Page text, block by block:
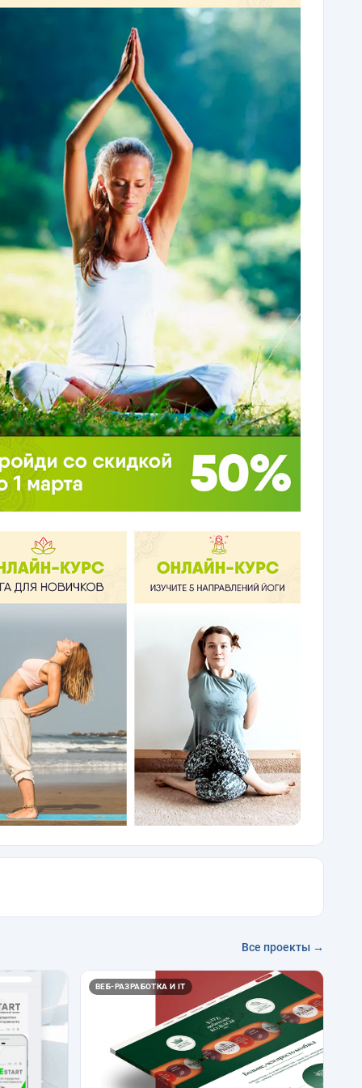
Все проекты →
ВЕБ-РАЗРАБОТКА И IT